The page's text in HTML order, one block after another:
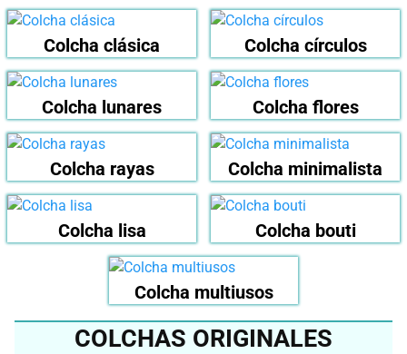
Colcha clásica Colcha círculos
Colcha lunares Colcha flores
Colcha rayas Colcha minimalista
Colcha lisa Colcha bouti
Colcha multiusos
COLCHAS ORIGINALES